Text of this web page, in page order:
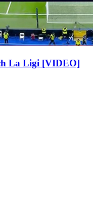
La Ligi [VIDEO]